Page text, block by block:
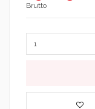
Brutto